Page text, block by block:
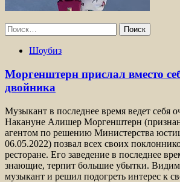
Найти:
Шоубиз
Моргенштерн прислал вместо
двойника
Музыкант в последнее время ведет себя
Накануне Алишер Моргенштерн
агентом по решению Министерства
06.05.2022) позвал всех своих
ресторане. Его заведение в последнее
знающие, терпит большие убытки.
музыкант и решил подогреть интерес к